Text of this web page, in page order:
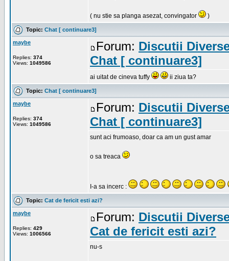
( nu stie sa planga asezat, convingator )
Topic: Chat [ continuare3]
maybe
Replies: 374
Views: 1049586
Forum: Discutii
Chat [ continuare3]
ai uitat de cineva tuffy ii ziua ta?
Topic: Chat [ continuare3]
maybe
Replies: 374
Views: 1049586
Forum: Discutii
Chat [ continuare3]
sunt aci frumoaso, doar ca am un gust amar
o sa treaca
I-a sa incerc :
Topic: Cat de fericit esti azi?
maybe
Replies: 429
Views: 1006566
Forum: Discutii
Cat de fericit esti azi?
nu-s